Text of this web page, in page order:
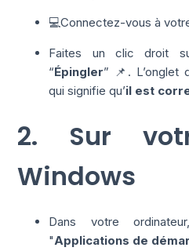
💻Connectez-vous à
Faites un clic droit
“Épingler” 📌. L’onglet
qui signifie qu’il est
2. Sur
Windows
Dans votre
"Applications de